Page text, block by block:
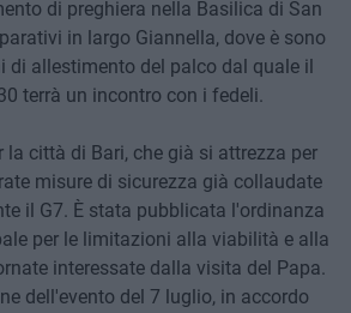
di preghiera nella Basilica di San
in largo Giannella, dove è sono
di allestimento del palco dal quale il
terrà un incontro con i fedeli.
la città di Bari, che già si attrezza per
misure di sicurezza già collaudate
il G7. È stata pubblicata l'ordinanza
per le limitazioni alla viabilità e alla
interessate dalla visita del Papa.
dell'evento del 7 luglio, in accordo